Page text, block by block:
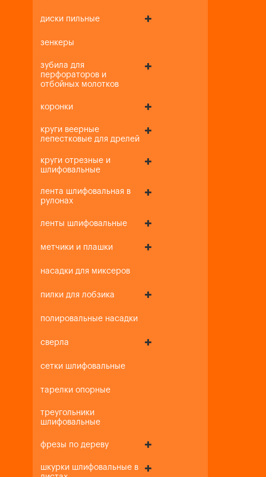
диски пильные
зенкеры
зубила для
перфораторов и
отбойных молотков
коронки
круги веерные
лепестковые для дрелей
круги отрезные и
шлифовальные
лента шлифовальная в
рулонах
ленты шлифовальные
метчики и плашки
насадки для миксеров
пилки для лобзика
полировальные насадки
сверла
сетки шлифовальные
тарелки опорные
треугольники
шлифовальные
фрезы по дереву
шкурки шлифовальные в